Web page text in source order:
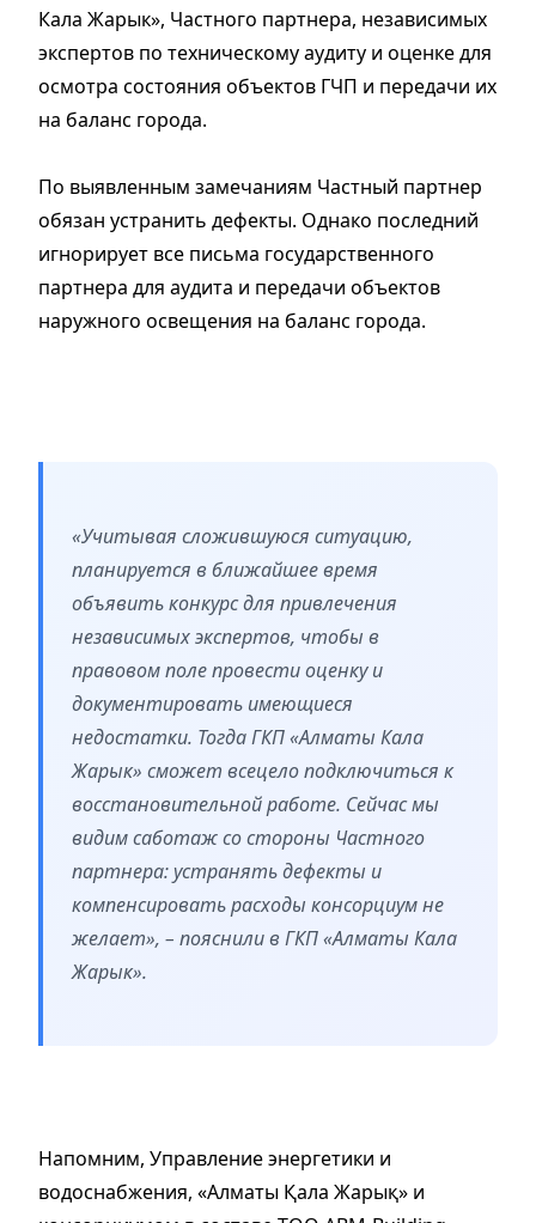
Кала Жарык», Частного партнера, независимых
экспертов по техническому аудиту и оценке для
осмотра состояния объектов ГЧП и передачи их
на баланс города.
По выявленным замечаниям Частный партнер
обязан устранить дефекты. Однако последний
игнорирует все письма государственного
партнера для аудита и передачи объектов
наружного освещения на баланс города.
«Учитывая сложившуюся ситуацию,
планируется в ближайшее время
объявить конкурс для привлечения
независимых экспертов, чтобы в
правовом поле провести оценку и
документировать имеющиеся
недостатки. Тогда ГКП «Алматы Кала
Жарык» сможет всецело подключиться к
восстановительной работе. Сейчас мы
видим саботаж со стороны Частного
партнера: устранять дефекты и
компенсировать расходы консорциум не
желает», – пояснили в ГКП «Алматы Кала
Жарык».
Напомним, Управление энергетики и
водоснабжения, «Алматы Қала Жарық» и